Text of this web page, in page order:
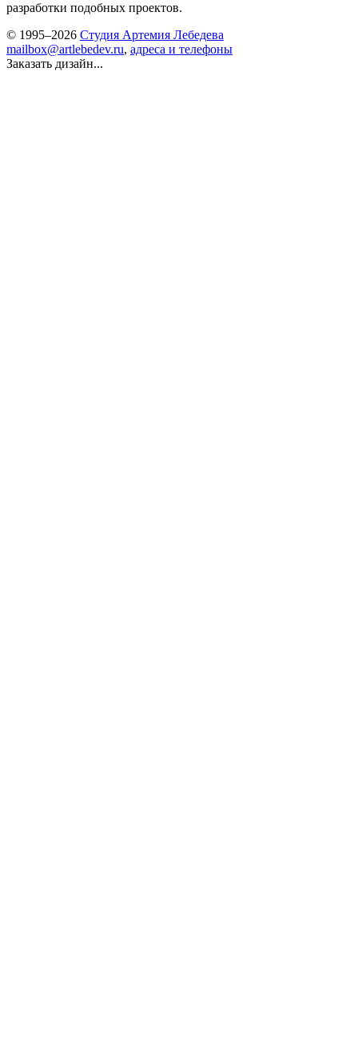
разработки подобных проектов.
© 1995–2026 Студия Артемия Лебедева
mailbox@artlebedev.ru, адреса и телефоны
Заказать дизайн...